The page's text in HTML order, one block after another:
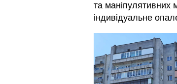
та маніпулятивних
індивідуальне